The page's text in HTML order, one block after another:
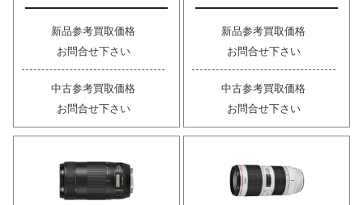
新品参考買取価格
お問合せ下さい
中古参考買取価格
お問合せ下さい
新品参考買取価格
お問合せ下さい
中古参考買取価格
お問合せ下さい